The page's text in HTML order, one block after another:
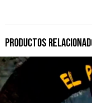
PRODUCTOS